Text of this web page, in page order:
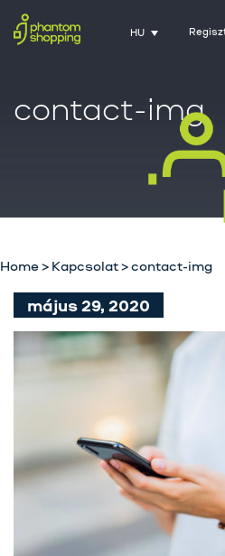
HU
contact-img
Home> Kapcsolat>contact-img
május 29, 2020